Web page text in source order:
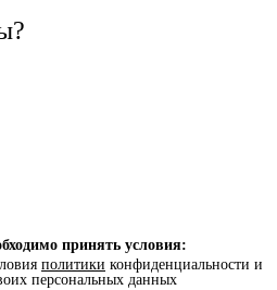
принять условия:
политики конфиденциальности и
персональных данных